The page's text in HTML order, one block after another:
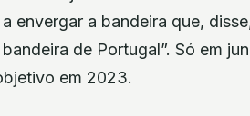
envergar a bandeira que,
de Portugal”. Só em
em 2023.